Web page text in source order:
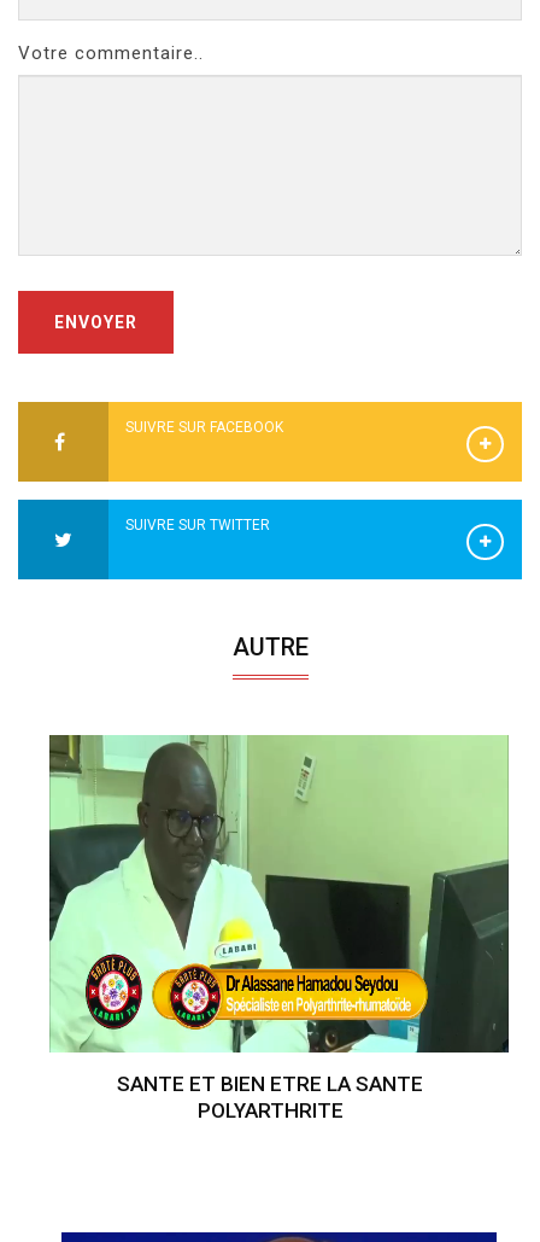
Votre commentaire..
ENVOYER
SUIVRE SUR FACEBOOK
SUIVRE SUR TWITTER
AUTRE
SANTE ET BIEN ETRE LA SANTE
POLYARTHRITE